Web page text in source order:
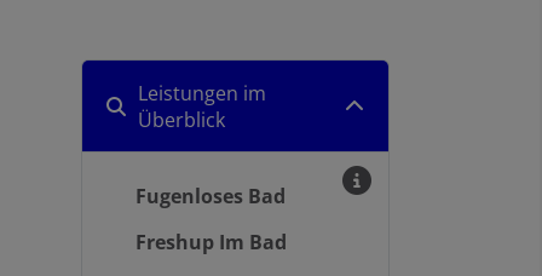
Leistungen im
Überblick
Fugenloses Bad
Freshup Im Bad